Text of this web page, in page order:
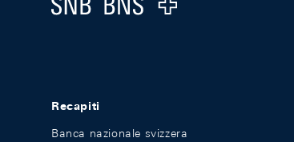
Recapiti
Banca nazionale svizzera